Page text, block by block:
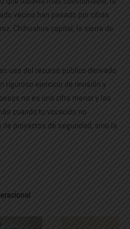
vecino han pasado por cifras
Chihuahua capital, la sierra de
uso del recurso público derivado
riguroso ejercicio de revisión y
no es una cifra menor y las
cuando tu vocación no
proyectos de seguridad, sino la